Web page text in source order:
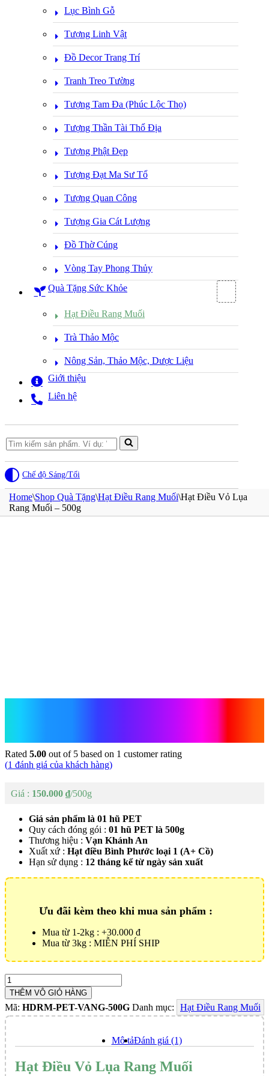
Lục Bình Gỗ
Tượng Linh Vật
Đồ Decor Trang Trí
Tranh Treo Tường
Tượng Tam Đa (Phúc Lộc Thọ)
Tượng Thần Tài Thổ Địa
Tượng Phật Đẹp
Tượng Đạt Ma Sư Tổ
Tượng Quan Công
Tượng Gia Cát Lượng
Đồ Thờ Cúng
Vòng Tay Phong Thủy
Quà Tặng Sức Khỏe
Hạt Điều Rang Muối
Trà Thảo Mộc
Nông Sản, Thảo Mộc, Dược Liệu
Giới thiệu
Liên hệ
Search
for...
Chế độ Sáng/Tối
Home\Shop Quà Tặng\Hạt Điều Rang Muối\Hạt Điều Vỏ Lụa
Rang Muối – 500g
Rated 5.00 out of 5 based on 1 customer rating
(1 đánh giá của khách hàng)
150.000 ₫
Giá sản phẩm là 01 hũ PET
Quy cách đóng gói : 01 hũ PET là 500g
Thương hiệu : Vạn Khánh An
Xuất xứ : Hạt điều Bình Phước loại 1 (A+ Cồ)
Hạn sử dụng : 12 tháng kể từ ngày sản xuất
Ưu đãi kèm theo khi mua sản phẩm :
Mua từ 1-2kg : +30.000 đ
Mua từ 3kg : MIỄN PHÍ SHIP
Hạt
Điều
Vỏ
Lụa
Rang
Muối
-
500g
Số
THÊM VÔ GIỎ HÀNG
Mã: HDRM-PET-VANG-500G Danh mục: Hạt Điều Rang Muối
Mô tảĐánh giá (1)
Hạt Điều Vỏ Lụa Rang Muối